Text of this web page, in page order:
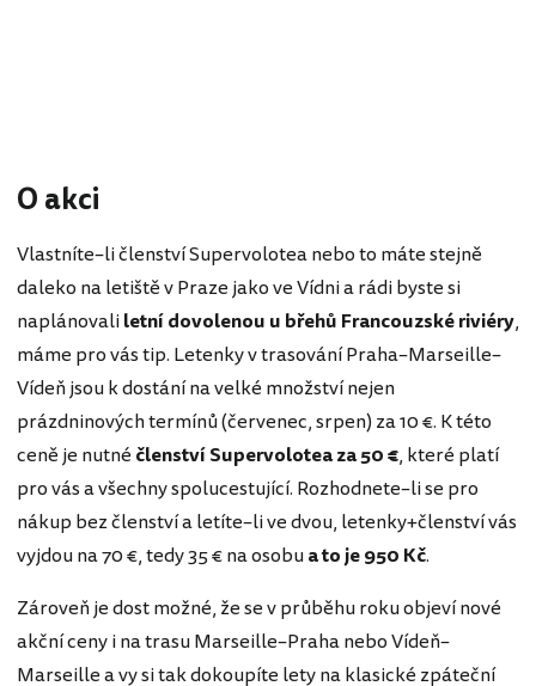
O akci
Vlastníte–li členství Supervolotea nebo to máte stejně
daleko na letiště v Praze jako ve Vídni a rádi byste si
naplánovaliletní dovolenou u břehů Francouzské riviéry,
máme pro vás tip. Letenky v trasování Praha–Marseille–
Vídeň jsou k dostání na velké množství nejen
prázdninových termínů (červenec, srpen) za 10 €. K této
ceně je nutné členství Supervolotea za 50 €, které platí
pro vás a všechny spolucestující. Rozhodnete–li se pro
nákup bez členství a letíte–li ve dvou, letenky+členství vás
vyjdou na 70 €, tedy 35 € na osobua to je 950 Kč.
Zároveň je dost možné, že se v průběhu roku objeví nové
akční ceny i na trasu Marseille–Praha nebo Vídeň–
Marseille a vy si tak dokoupíte lety na klasické zpáteční